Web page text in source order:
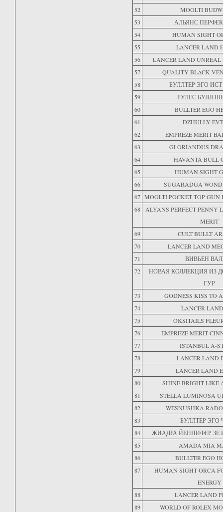
52
MOOLTI
53
АЛЬЯНС
54
HUMAN SIGHT
55
LANCER LAND
56
LANCER LAND UNREAL
57
QUALITY BLACK
58
БУЛЛТЕР ЭГО
59
РУЛЕС БУЛЛ
60
BULLTER EGO
61
DZHULLY
62
EMPREZE MERIT
63
GLORIANDUS
64
HAVANTA BULL
65
HUMAN SIGHT
66
SUGARADGA
67 MOOLTI POCKET TOP GUN
68
ALYANS PERFECT PENNY
MERIT
69
CULT BULLT
70
LANCER LAND
71
ВИВЬЕН
72
НОВАЯ КОЛЛЕКЦИЯ ИЗ
ГУР
73
GODNESS KISS TO
74
LANCER
75
OKSITAILS
76
EMPREZE MERIT
77
ISTANBUL A-
78
LANCER LAND
79
LANCER LAND
80
SHINE BRIGHT LIKE
81
STELLA LUMINOSA
82
WESNUSHKA
83
БУЛЛТЕР ЭГО
84
ЖИАДРА ЙЕННИФЕР ЗЕ
85
AMADA MIA
86
BULLTER EGO
87
HUMAN SIGHT ORCA
ENERGY
88
LANCER LAND
89
WORLD OF ROLEX